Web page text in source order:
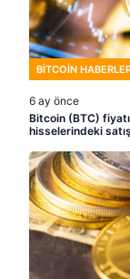
BITCOIN
6 ay önce
Bitcoin (BTC)
hisselerindeki